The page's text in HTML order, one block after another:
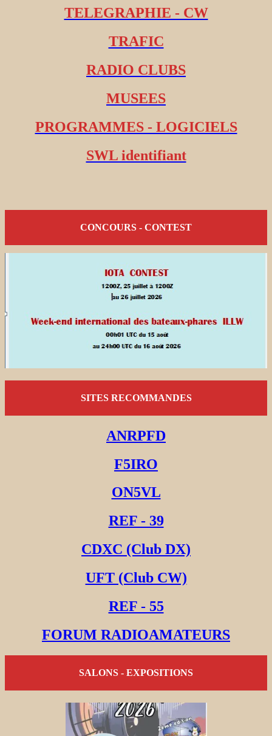
TELEGRAPHIE - CW
TRAFIC
RADIO CLUBS
MUSEES
PROGRAMMES - LOGICIELS
SWL identifiant
CONCOURS - CONTEST
SITES RECOMMANDES
ANRPFD
F5IRO
ON5VL
REF - 39
CDXC (Club DX)
UFT (Club CW)
REF - 55
FORUM RADIOAMATEURS
SALONS - EXPOSITIONS